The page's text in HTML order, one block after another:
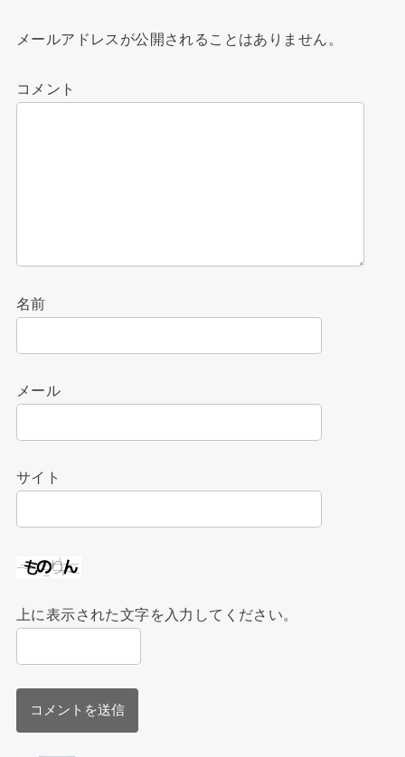
メールアドレスが公開されることはありません。
コメント
名前
メール
サイト
上に表示された文字を入力してください。